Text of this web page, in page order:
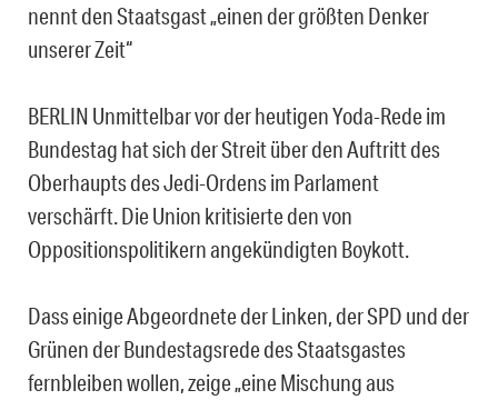
nennt den Staatsgast „einen der größten Denker
unserer Zeit“
BERLIN Unmittelbar vor der heutigen Yoda-Rede im
Bundestag hat sich der Streit über den Auftritt des
Oberhaupts des Jedi-Ordens im Parlament
verschärft. Die Union kritisierte den von
Oppositionspolitikern angekündigten Boykott.
Dass einige Abgeordnete der Linken, der SPD und der
Grünen der Bundestagsrede des Staatsgastes
fernbleiben wollen, zeige „eine Mischung aus